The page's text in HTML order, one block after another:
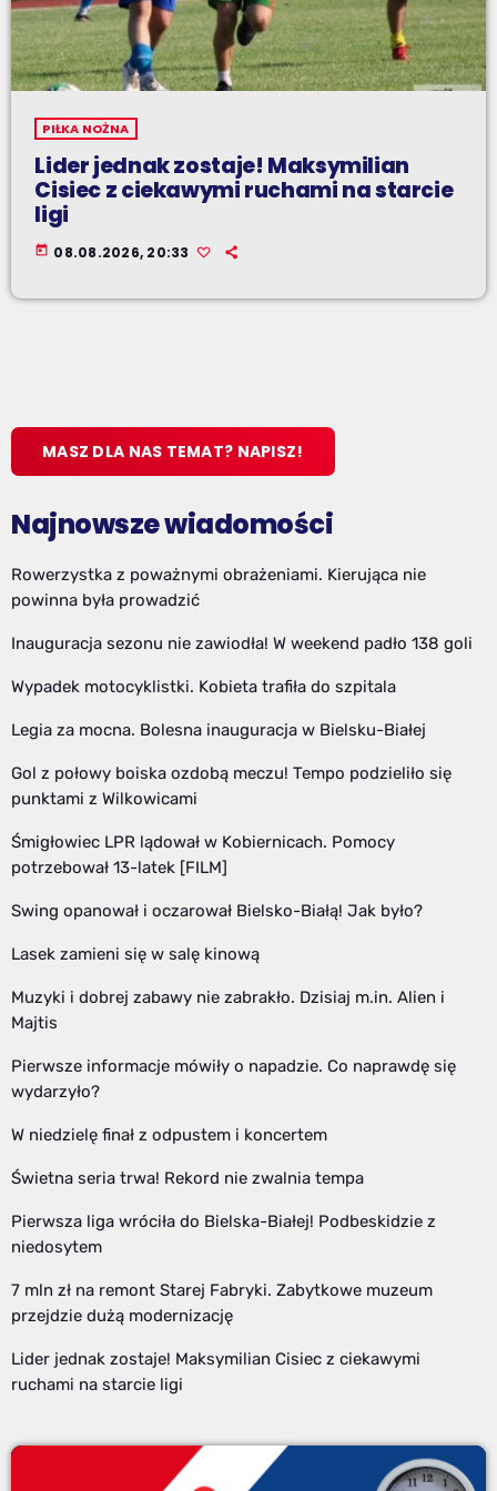
PIŁKA NOŻNA
Lider jednak zostaje! Maksymilian
Cisiec z ciekawymi ruchami na starcie
ligi
today 08.08.2026, 20:33
MASZ DLA NAS TEMAT? NAPISZ!
Najnowsze wiadomości
Rowerzystka z poważnymi obrażeniami. Kierująca nie
powinna była prowadzić
Inauguracja sezonu nie zawiodła! W weekend padło 138 goli
Wypadek motocyklistki. Kobieta trafiła do szpitala
Legia za mocna. Bolesna inauguracja w Bielsku-Białej
Gol z połowy boiska ozdobą meczu! Tempo podzieliło się
punktami z Wilkowicami
Śmigłowiec LPR lądował w Kobiernicach. Pomocy
potrzebował 13-latek [FILM]
Swing opanował i oczarował Bielsko-Białą! Jak było?
Lasek zamieni się w salę kinową
Muzyki i dobrej zabawy nie zabrakło. Dzisiaj m.in. Alien i
Majtis
Pierwsze informacje mówiły o napadzie. Co naprawdę się
wydarzyło?
W niedzielę finał z odpustem i koncertem
Świetna seria trwa! Rekord nie zwalnia tempa
Pierwsza liga wróciła do Bielska-Białej! Podbeskidzie z
niedosytem
7 mln zł na remont Starej Fabryki. Zabytkowe muzeum
przejdzie dużą modernizację
Lider jednak zostaje! Maksymilian Cisiec z ciekawymi
ruchami na starcie ligi